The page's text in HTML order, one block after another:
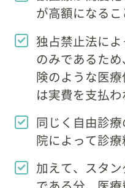
が高額になるこ
独占禁止法に
のみであるた
険のような医
は実費を支払
同じく自由診
院によって診
加えて、スタ